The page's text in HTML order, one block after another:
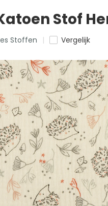
Stof
Stoffen Vergelijk